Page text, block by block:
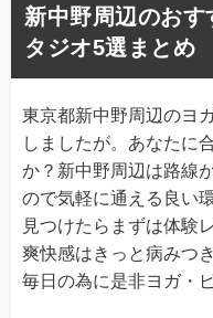
新中野周辺のおす
タジオ5選まとめ
東京都新中野周辺のヨ
しましたが。あなたに
か？新中野周辺は路線
ので気軽に通える良い
見つけたらまずは体験
爽快感はきっと病みつ
毎日の為に是非ヨガ・